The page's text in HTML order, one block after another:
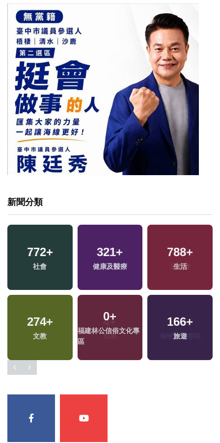
新聞分類
772+
社會
321+
健康及醫療
788+
生活
274+
文教
0+
福建林公信俗文化專
區
166+
旅遊